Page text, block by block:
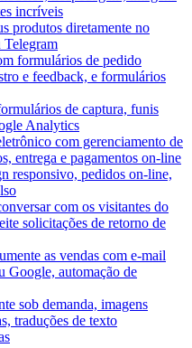
incríveis
produtos diretamente no
Telegram
formulários de pedido
e feedback, e formulários
de captura, funis
Analytics
com gerenciamento de
entrega e pagamentos on-line
responsivo, pedidos on-line,
com os visitantes do
solicitações de retorno de
as vendas com e-mail
Google, automação de
sob demanda, imagens
traduções de texto